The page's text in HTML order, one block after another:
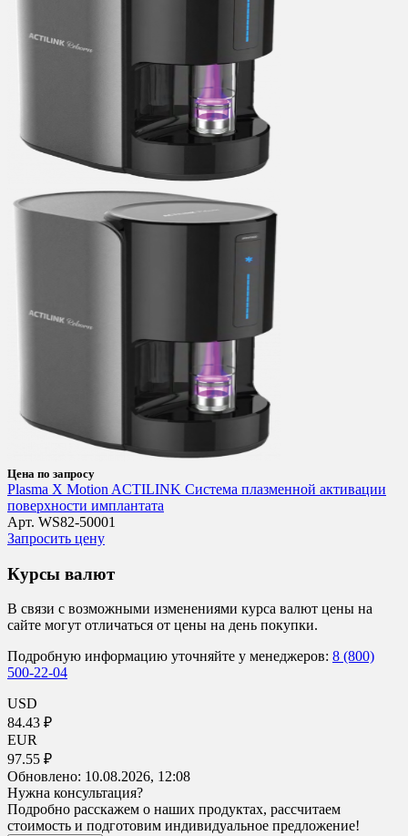
Цена по запросу
Plasma X Motion ACTILINK Система плазменной активации
поверхности имплантата
Арт. WS82-50001
Запросить цену
Курсы валют
В связи с возможными изменениями курса валют цены на
сайте могут отличаться от цены на день покупки.
Подробную информацию уточняйте у менеджеров: 8 (800)
500-22-04
USD
84.43 ₽
EUR
97.55 ₽
Обновлено: 10.08.2026, 12:08
Нужна консультация?
Подробно расскажем о наших продуктах, рассчитаем
стоимость и подготовим индивидуальное предложение!